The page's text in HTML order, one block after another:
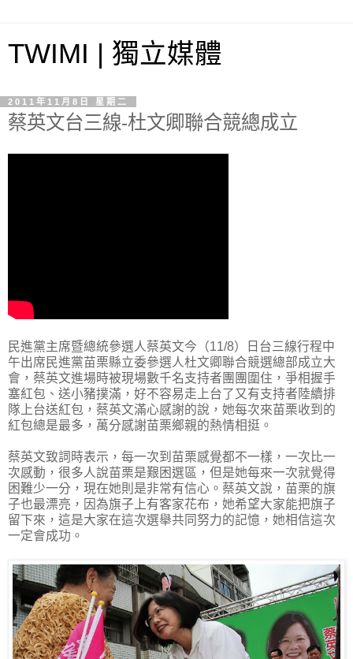
TWIMI | 獨立媒體
2011年11月8日 星期二
蔡英文台三線-杜文卿聯合競總成立
民進黨主席暨總統參選人蔡英文今（11/8）日台三線行程中
午出席民進黨苗栗縣立委參選人杜文卿聯合競選總部成立大
會，蔡英文進場時被現場數千名支持者團團圍住，爭相握手
塞紅包、送小豬撲滿，好不容易走上台了又有支持者陸續排
隊上台送紅包，蔡英文滿心感謝的說，她每次來苗栗收到的
紅包總是最多，萬分感謝苗栗鄉親的熱情相挺。
蔡英文致詞時表示，每一次到苗栗感覺都不一樣，一次比一
次感動，很多人說苗栗是艱困選區，但是她每來一次就覺得
困難少一分，現在她則是非常有信心。蔡英文說，苗栗的旗
子也最漂亮，因為旗子上有客家花布，她希望大家能把旗子
留下來，這是大家在這次選舉共同努力的記憶，她相信這次
一定會成功。